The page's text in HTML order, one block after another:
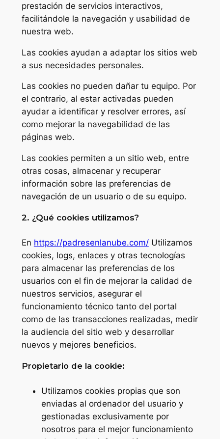
prestación de servicios interactivos,
facilitándole la navegación y usabilidad de
nuestra web.
Las cookies ayudan a adaptar los sitios web
a sus necesidades personales.
Las cookies no pueden dañar tu equipo. Por
el contrario, al estar activadas pueden
ayudar a identificar y resolver errores, así
como mejorar la navegabilidad de las
páginas web.
Las cookies permiten a un sitio web, entre
otras cosas, almacenar y recuperar
información sobre las preferencias de
navegación de un usuario o de su equipo.
2. ¿Qué cookies utilizamos?
En https://padresenlanube.com/Utilizamos
cookies, logs, enlaces y otras tecnologías
para almacenar las preferencias de los
usuarios con el fin de mejorar la calidad de
nuestros servicios, asegurar el
funcionamiento técnico tanto del portal
como de las transacciones realizadas, medir
la audiencia del sitio web y desarrollar
nuevos y mejores beneficios.
Propietario de la cookie:
Utilizamos cookies propias que son
enviadas al ordenador del usuario y
gestionadas exclusivamente por
nosotros para el mejor funcionamiento